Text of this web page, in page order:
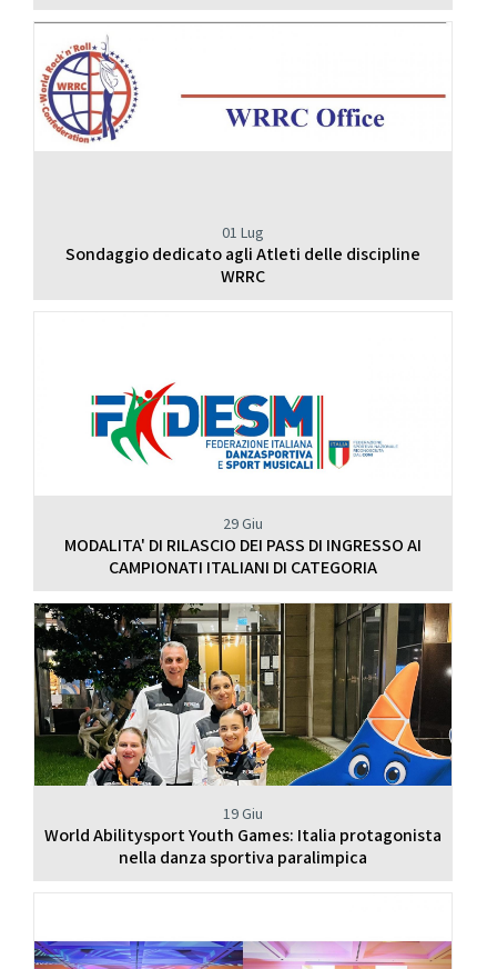
01 Lug
Sondaggio dedicato agli Atleti delle discipline
WRRC
29 Giu
MODALITA' DI RILASCIO DEI PASS DI INGRESSO AI
CAMPIONATI ITALIANI DI CATEGORIA
19 Giu
World Abilitysport Youth Games: Italia protagonista
nella danza sportiva paralimpica